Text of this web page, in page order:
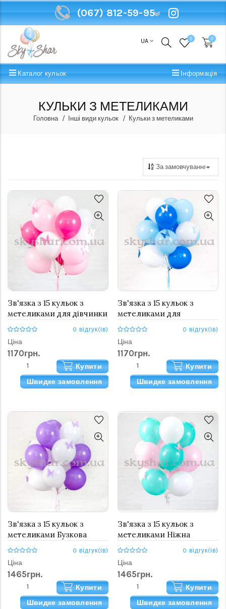
(067) 812-59-95
UA 0 0
Каталог кульок Інформація
КУЛЬКИ З МЕТЕЛИКАМИ
Головна Інші види кульок Кульки з метеликами
Зв'язка з 15 кульок з
метеликами для дівчинки
0 відгук(ів)
Ціна
1170грн.
Купити
Швидке замовлення
Зв'язка з 15 кульок з
метеликами для
хлопчика
0 відгук(ів)
Ціна
1170грн.
Купити
Швидке замовлення
Зв'язка з 15 кульок з
метеликами Бузкова
0 відгук(ів)
Ціна
1465грн.
Купити
Швидке замовлення
Зв'язка з 15 кульок з
метеликами Ніжна
0 відгук(ів)
Ціна
1465грн.
Купити
Швидке замовлення